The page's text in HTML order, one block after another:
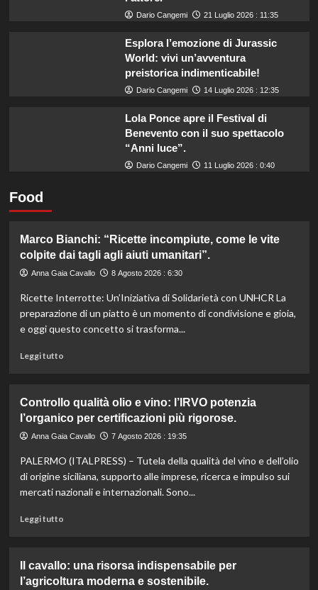
Dario Cangemi 21 Luglio 2026 : 11:35
Esplora l’emozione di Jurassic
World: vivi un’avventura
preistorica indimenticabile!
Dario Cangemi 14 Luglio 2026 : 12:35
Lola Ponce apre il Festival di
Benevento con il suo spettacolo
“Anni luce”.
Dario Cangemi 11 Luglio 2026 : 0:40
Food
Marco Bianchi: “Ricette incompiute, come le vite
colpite dai tagli agli aiuti umanitari”.
Anna Gaia Cavallo 8 Agosto 2026 : 6:30
Ricette Interrotte: Un’Iniziativa di Solidarietà con UNHCR La
preparazione di un piatto è un momento di condivisione e gioia,
e oggi questo concetto si trasforma...
Leggi tuttoLeggi
Marco
Bianchi:
“Ricette
come
le
vite
umanitari”.
Controllo qualità olio e vino: l’IRVO potenzia
l’organico per certificazioni più rigorose.
Anna Gaia Cavallo 7 Agosto 2026 : 19:35
PALERMO (ITALPRESS) – Tutela della qualità del vino e dell’olio
di origine siciliana, supporto alle imprese, ricerca e impulso sui
mercati nazionali e internazionali. Sono...
Leggi tuttoLeggi
Controllo
qualità
Il cavallo: una risorsa indispensabile per
l’agricoltura moderna e sostenibile.